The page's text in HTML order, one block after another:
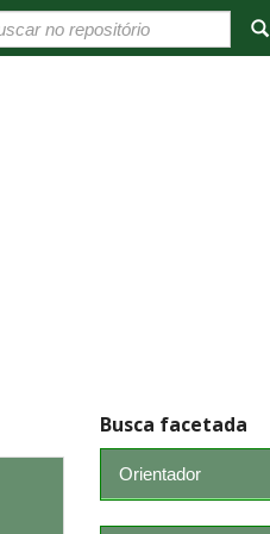
Busca facetada
Orientador